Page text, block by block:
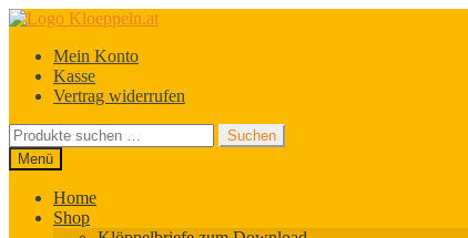
Zur
springen
Zum
springenMein Konto
Kasse
Vertrag widerrufen
Suchen
nach:
Suchen
Menü
Home
Shop